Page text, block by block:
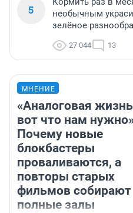
5
необычным
зелёное
27 044 13
МНЕНИЕ
«Аналоговая
вот что нам
Почему новые
блокбастеры
проваливаются, а
повторы старых
фильмов собирают
полные залы